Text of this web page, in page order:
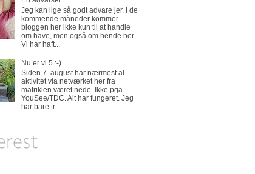
Jeg kan lige så godt advare jer. I de
kommende måneder kommer
bloggen her ikke kun til at handle
om have, men også om hende her.
Vi har haft...
Nu er vi 5 :-)
Siden 7. august har nærmest al
aktivitet via netværket her fra
matriklen været nede. Ikke pga.
YouSee/TDC. Alt har fungeret. Jeg
har bare tr...